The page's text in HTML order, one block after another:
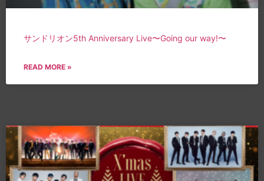
サンドリオン5th Anniversary Live〜Going our way!〜
READ MORE »